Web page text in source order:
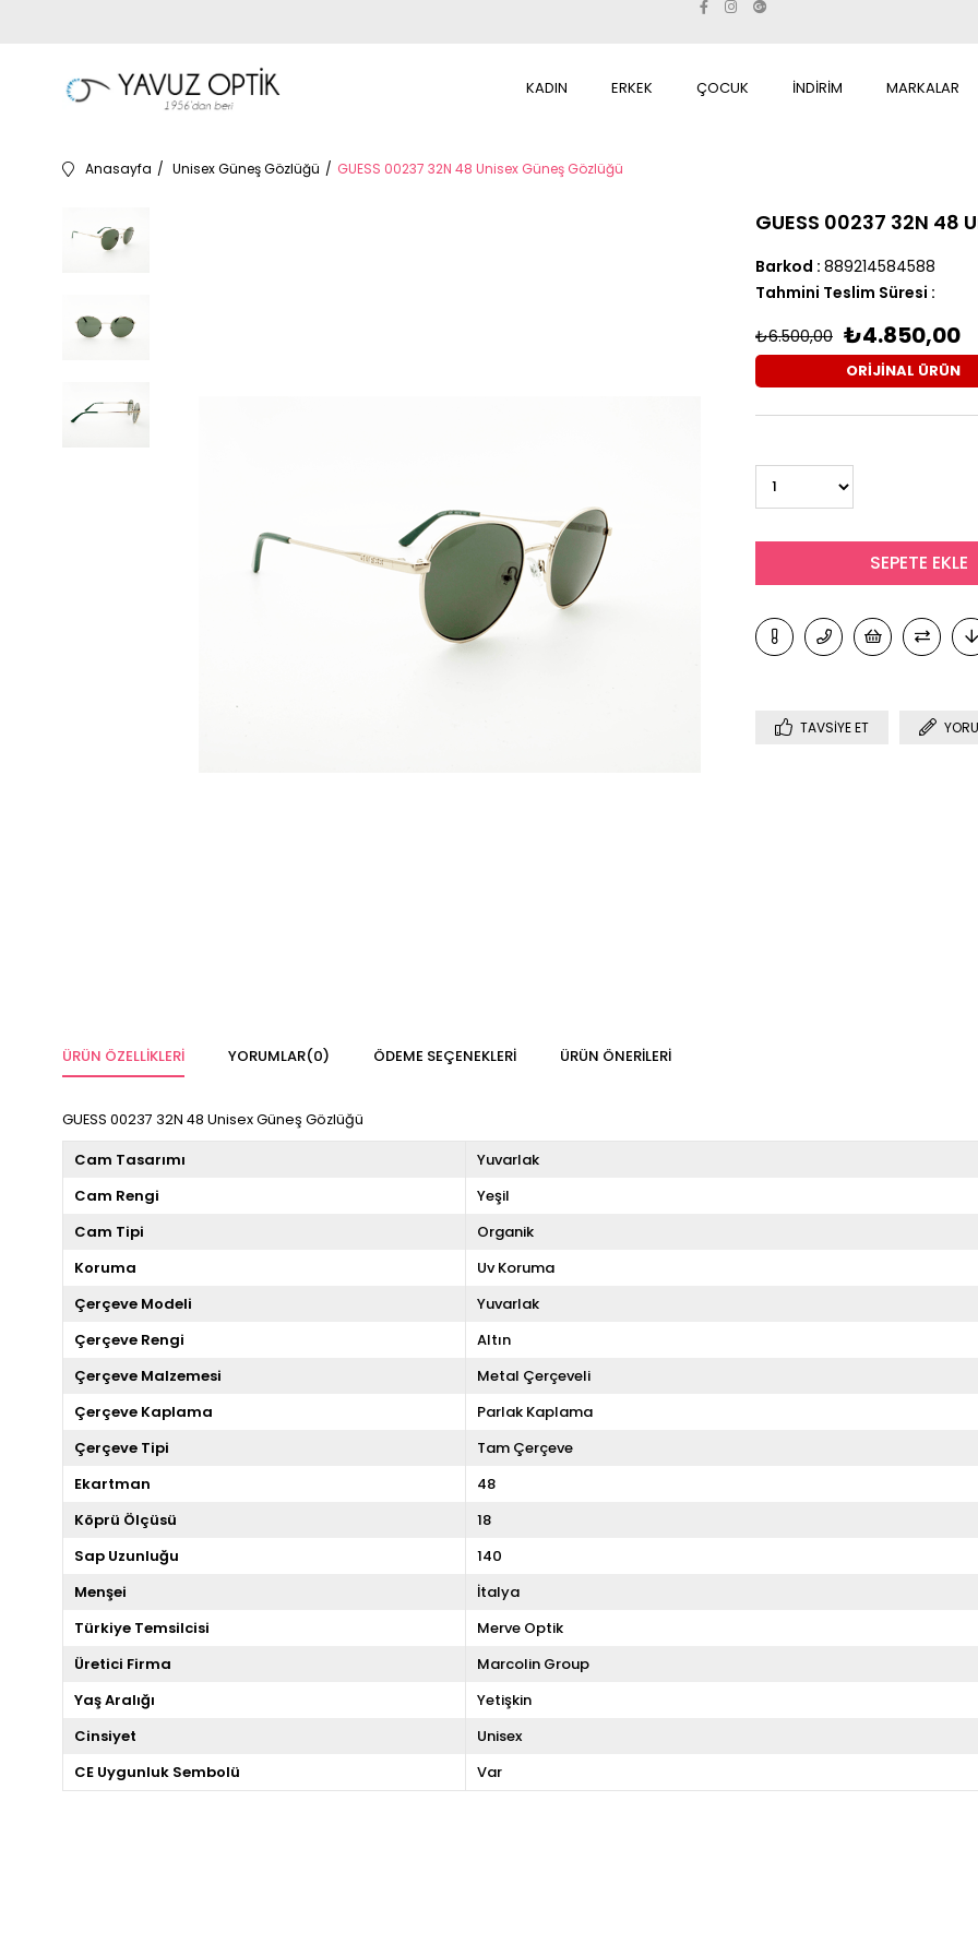
KADIN ERKEK ÇOCUK İNDİRİM MARKALAR
Anasayfa Unisex Güneş Gözlüğü GUESS 00237 32N 48 Unisex Güneş Gözlüğü
GUESS 00237 32N 48
Barkod : 889214584588
Tahmini Teslim Süresi :
₺6.500,00 ₺4.850,00
ORİJİNAL ÜRÜN
TAVSIYE ET
ÜRÜN ÖZELLIKLERI YORUMLAR(0) ÖDEME SEÇENEKLERI ÜRÜN ÖNERILERI
GUESS 00237 32N 48 Unisex Güneş Gözlüğü
Cam Tasarımı
Yuvarlak
Cam Rengi
Yeşil
Cam Tipi
Organik
Koruma
Uv Koruma
Çerçeve Modeli
Yuvarlak
Çerçeve Rengi
Altın
Çerçeve Malzemesi
Metal Çerçeveli
Çerçeve Kaplama
Parlak Kaplama
Çerçeve Tipi
Tam Çerçeve
Ekartman
48
Köprü Ölçüsü
18
Sap Uzunluğu
140
Menşei
İtalya
Türkiye Temsilcisi
Merve Optik
Üretici Firma
Marcolin Group
Yaş Aralığı
Yetişkin
Cinsiyet
Unisex
CE Uygunluk Sembolü
Var